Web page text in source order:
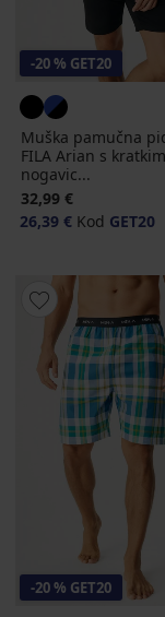
-20 % GET20
Muška pamučna
FILA Arian s kratkim
nogavic...
32,99 €
26,39 € Kod GET20
-20 % GET20